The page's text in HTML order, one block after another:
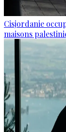
Cisjordanie
maisons